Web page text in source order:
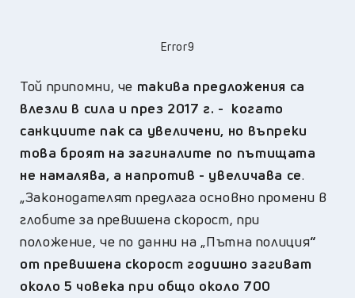
Error9
Той припомни, че такива предложения са
влезли в сила и през 2017 г. - когато
санкциите пак са увеличени, но въпреки
това броят на загиналите по пътищата
не намалява, а напротив - увеличава се.
„Законодателят предлага основно промени в
глобите за превишена скорост, при
положение, че по данни на „Пътна полиция“
от превишена скорост годишно загиват
около 5 човека при общо около 700